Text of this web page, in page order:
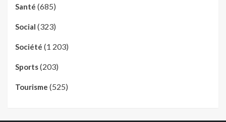
Santé (685)
Social (323)
Société (1 203)
Sports(203)
Tourisme (525)